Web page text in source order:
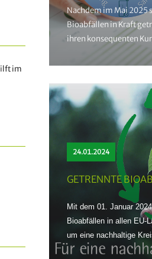
Nachdem im Mai 2025
Bioabfällen in Kraft
ihren konsequenten
Kreislaufwirtschaft fort.
GETRENNTE
24.01.2024
Mit dem 01. Januar
Bioabfällen in allen EU-
um eine nachhaltige
im